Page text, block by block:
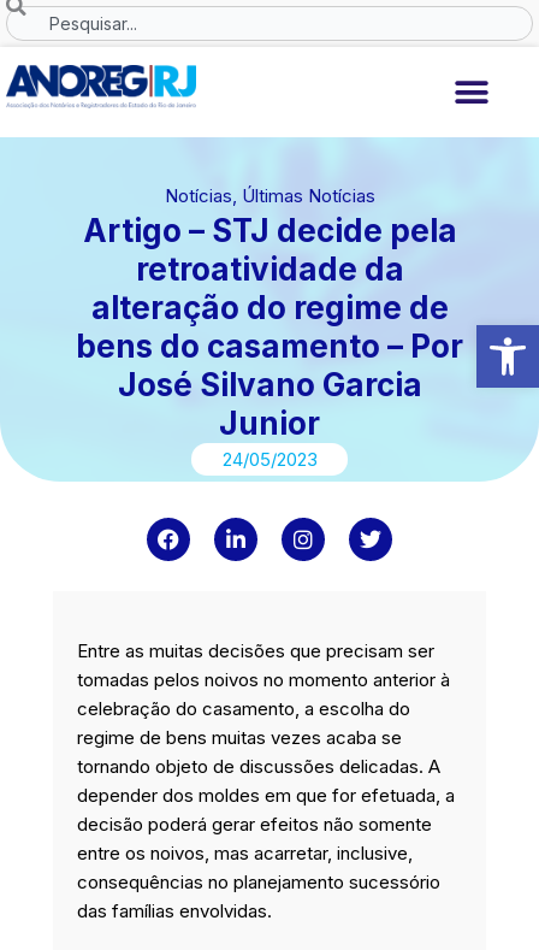
Abrir
Ir
o
Search
Notícias, Últimas Notícias
Artigo – STJ decide pela
retroatividade da
alteração do regime de
bens do casamento – Por
José Silvano Garcia
Junior
24/05/2023
F
a
o
k
L
i
i
n
I
n
r
a
m
T
w
r
Entre as muitas decisões que precisam ser
tomadas pelos noivos no momento anterior à
celebração do casamento, a escolha do
regime de bens muitas vezes acaba se
tornando objeto de discussões delicadas. A
depender dos moldes em que for efetuada, a
decisão poderá gerar efeitos não somente
entre os noivos, mas acarretar, inclusive,
consequências no planejamento sucessório
das famílias envolvidas.